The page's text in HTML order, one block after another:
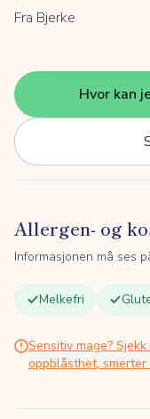
Fra Bjerke
Hvor kan
Allergen- og
Informasjonen må ses
Melkefri
Sensitiv mage?
oppblåsthet,